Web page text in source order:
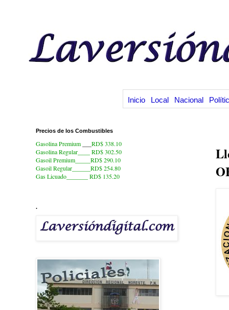
Inicio Local Nacional
Precios de los Combustibles
Gasolina Premium
RD$ 338.10
Gasolina Regular____ RD$ 302.50
Gasoil Premium_____RD$ 290.10
Gasoil Regular______RD$ 254.80
Gas Licuado_______
RD$ 135.20
.